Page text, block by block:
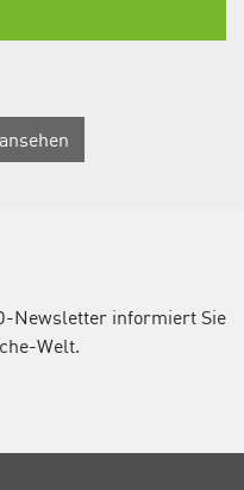
Newsletter informiert Sie
Welt.